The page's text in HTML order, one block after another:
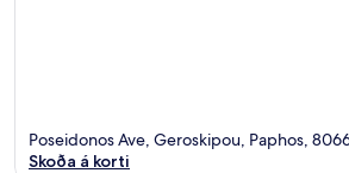
Poseidonos Ave, Geroskipou, Paphos,
Skoða á korti